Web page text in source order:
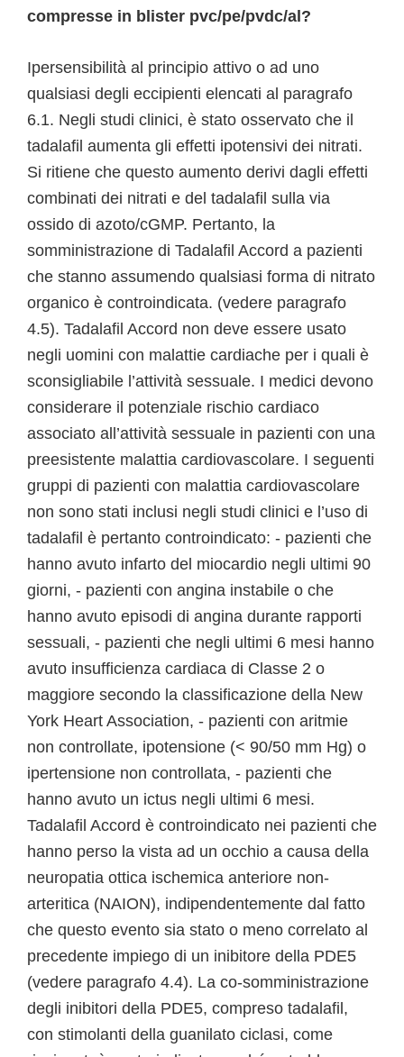
compresse in blister pvc/pe/pvdc/al?
Ipersensibilità al principio attivo o ad uno
qualsiasi degli eccipienti elencati al paragrafo
6.1. Negli studi clinici, è stato osservato che il
tadalafil aumenta gli effetti ipotensivi dei nitrati.
Si ritiene che questo aumento derivi dagli effetti
combinati dei nitrati e del tadalafil sulla via
ossido di azoto/cGMP. Pertanto, la
somministrazione di Tadalafil Accord a pazienti
che stanno assumendo qualsiasi forma di nitrato
organico è controindicata. (vedere paragrafo
4.5). Tadalafil Accord non deve essere usato
negli uomini con malattie cardiache per i quali è
sconsigliabile l’attività sessuale. I medici devono
considerare il potenziale rischio cardiaco
associato all’attività sessuale in pazienti con una
preesistente malattia cardiovascolare. I seguenti
gruppi di pazienti con malattia cardiovascolare
non sono stati inclusi negli studi clinici e l’uso di
tadalafil è pertanto controindicato: - pazienti che
hanno avuto infarto del miocardio negli ultimi 90
giorni, - pazienti con angina instabile o che
hanno avuto episodi di angina durante rapporti
sessuali, - pazienti che negli ultimi 6 mesi hanno
avuto insufficienza cardiaca di Classe 2 o
maggiore secondo la classificazione della New
York Heart Association, - pazienti con aritmie
non controllate, ipotensione (< 90/50 mm Hg) o
ipertensione non controllata, - pazienti che
hanno avuto un ictus negli ultimi 6 mesi.
Tadalafil Accord è controindicato nei pazienti che
hanno perso la vista ad un occhio a causa della
neuropatia ottica ischemica anteriore non-
arteritica (NAION), indipendentemente dal fatto
che questo evento sia stato o meno correlato al
precedente impiego di un inibitore della PDE5
(vedere paragrafo 4.4). La co-somministrazione
degli inibitori della PDE5, compreso tadalafil,
con stimolanti della guanilato ciclasi, come